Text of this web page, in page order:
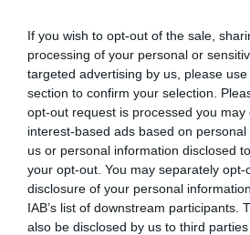
If you wish to opt-out of the sale,
processing of your personal or
targeted advertising by us, please
section to confirm your selection.
opt-out request is processed you may
interest-based ads based on
us or personal information disclosed
your opt-out. You may separately
disclosure of your personal
IAB’s list of downstream participants.
also be disclosed by us to third
07.08.2026 | 08:02
Οι ρωσικές δυνάμεις
από Σλαβιάνσκ και